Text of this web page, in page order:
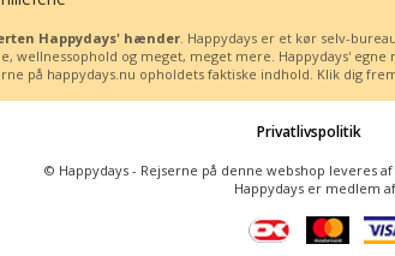
Happydays' hænder. Happydays er et kør selv-
og meget, meget mere. Happydays'
på happydays.nu opholdets faktiske indhold. Klik dig
Privatlivspolitik
© Happydays - Rejserne på denne webshop leveres af
Happydays er medlem